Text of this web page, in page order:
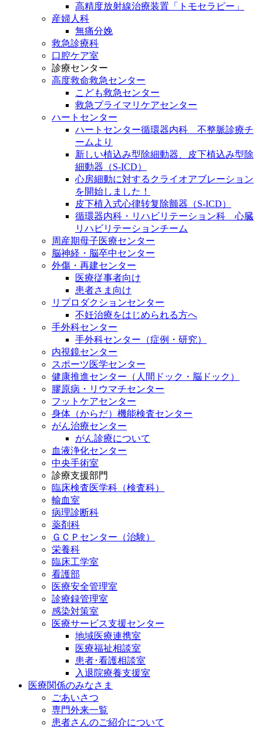
高精度放射線治療装置「トモセラピー」
産婦人科
無痛分娩
救急診療科
口腔ケア室
診療センター
高度救命救急センター
こども救急センター
救急プライマリケアセンター
ハートセンター
ハートセンター循環器内科 不整脈診療チ
ームより
新しい植込み型除細動器、皮下植込み型除
細動器（S-ICD）
心房細動に対するクライオアブレーション
を開始しました！
皮下植入式心律转复除颤器（S-ICD）
循環器内科・リハビリテーション科 心臓
リハビリテーションチーム
周産期母子医療センター
脳神経・脳卒中センター
外傷・再建センター
医療従事者向け
患者さま向け
リプロダクションセンター
不妊治療をはじめられる方へ
手外科センター
手外科センター（症例・研究）
内視鏡センター
スポーツ医学センター
健康推進センター（人間ドック・脳ドック）
膠原病・リウマチセンター
フットケアセンター
身体（からだ）機能検査センター
がん治療センター
がん診療について
血液浄化センター
中央手術室
診療支援部門
臨床検査医学科（検査科）
輸血室
病理診断科
薬剤科
ＧＣＰセンター（治験）
栄養科
臨床工学室
看護部
医療安全管理室
診療録管理室
感染対策室
医療サービス支援センター
地域医療連携室
医療福祉相談室
患者･看護相談室
入退院療養支援室
医療関係のみなさま
ごあいさつ
専門外来一覧
患者さんのご紹介について